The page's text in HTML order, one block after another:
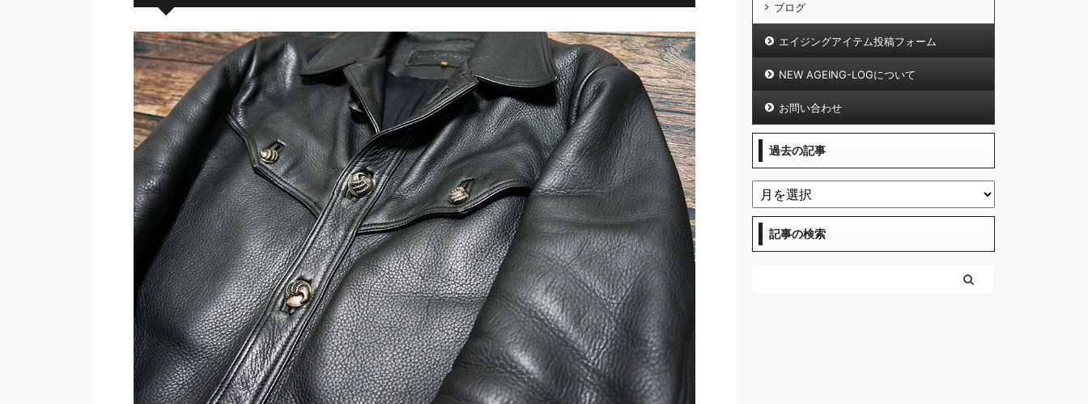
ブログ
エイジングアイテム投稿フォーム
NEW AGEING-LOGについて
お問い合わせ
過去の記事
記事の検索